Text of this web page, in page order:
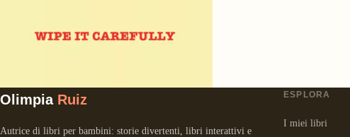
Olimpia Ruiz
Autrice di libri per bambini: storie divertenti, libri interattivi e
ESPLORA
I miei libri